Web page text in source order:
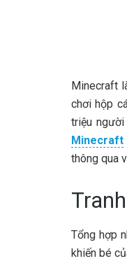
Minecraft
chơi hộp
triệu
Minecraft
thông qua
Tổng hợp
khiến bé